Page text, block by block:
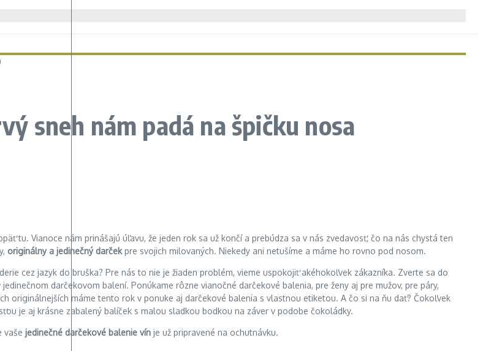
sneh nám padá na špičku nosa
tu. Vianoce nám prinášajú úľavu, že jeden rok sa už končí a prebúdza sa v nás zvedavosť, čo na nás chystá ten
originálny a jedinečný darčekpre svojich milovaných. Niekedy ani netušíme a máme ho rovno pod nosom.
cez jazyk do bruška? Pre nás to nie je žiaden problém, vieme uspokojiť akéhokoľvek zákazníka. Zverte sa do
darčekovom balení. Ponúkame rôzne vianočné darčekové balenia, pre ženy aj pre mužov, pre páry,
originálnejších máme tento rok v ponuke aj darčekové balenia s vlastnou etiketou. A čo si na ňu dať? Čokoľvek
je aj krásne zabalený balíček s malou sladkou bodkou na záver v podobe čokoládky.
vaše jedinečné darčekové balenie vín je už pripravené na ochutnávku.